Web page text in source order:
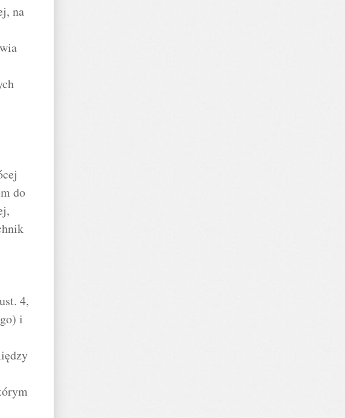
na
do
4,
i